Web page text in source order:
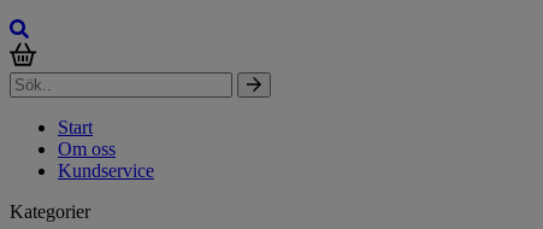
Start
Om oss
Kundservice
Kategorier